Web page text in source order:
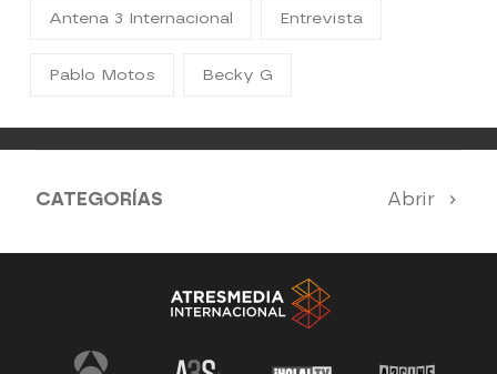
Antena 3 Internacional Entrevista
Pablo Motos Becky G
CATEGORÍAS Abrir
Antena 3 Noticias El Hormiguero
Tu cara me suena Pasapalabra